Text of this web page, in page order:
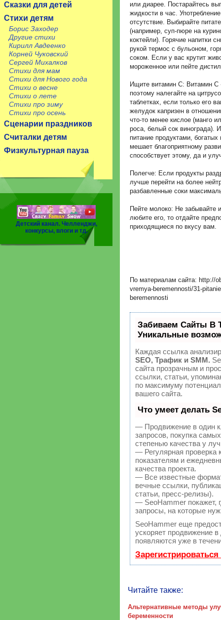
Сказки для детей
Стихи детям
Борис Заходер
Другие стихи
Кирилл Авдеенко
Корней Чуковский
Сергей Михалков
Стихи для мам
Стихи для Нового года
Стихи о весне
Стихи о лете
Стихи про зиму
Стихи про осень
Сценарии праздников
Считалки детям
Физкультурная пауза
Детский канал. Челленджи,
конкурсы, влоги и тд.
или диарее. Постарайтесь
жидкости в час.
отсутствие. Выбирайте
(например, суп-пюре на
коктейли). Горячие напитки
рукой термос с бульоном,
соком. Если у вас крутит
мороженное или пейте
Ищите витамин C: Витамин C
поэтому налегайте на
таблетках, если только его
желудок капризен в
что-то менее кислое (манго
роса, белый сок винограда).
питание продуктами,
мешает благоприятному
способствует этому, да и
Полегче: Если продукты
лучше перейти на более
разбавленные соки
Пейте молоко: Не забывайте
любите его, то отдайте
приходящиеся по вкусу вам.
По материалам сайта: http://
vremya-beremennosti/31-
beremennosti
Забиваем Сайты
Уникальные
Каждая ссылка
SEO, Трафик и SMM.
сайта прозрачным и
ссылки, статьи,
по максимуму
вашего сайта.
Что умеет делать
— Продвижение в один
запросов, покупка
степенью качества у
— Регулярная проверка
показателям и
качества проекта.
— Все известные
вечные ссылки,
статьи, пресс-релизы).
— SeoHammer покажет,
запросы, на которые
SeoHammer еще
ускоряет продвижение
появляются уже в
Читайте также:
Альтернативные методы
беременности